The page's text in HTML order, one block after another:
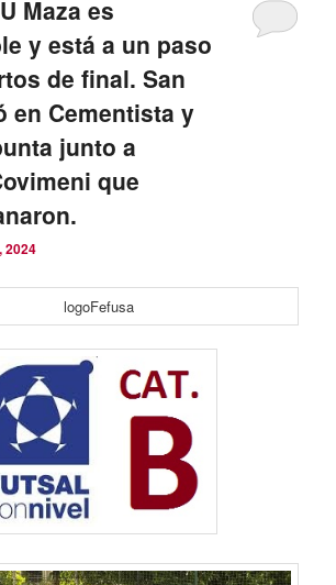
Maza es
y está a un paso
de final. San
en Cementista y
junto a
que
2024